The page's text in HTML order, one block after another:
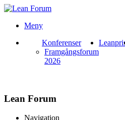
Meny
Konferenser
Framgångsforum
2026
Lean Forum
Navigation